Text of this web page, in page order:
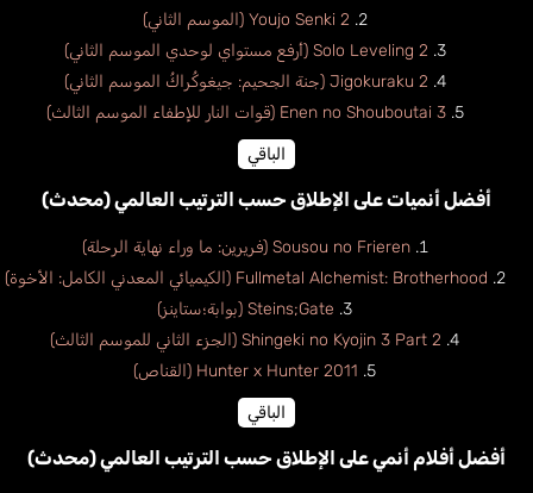
Youjo Senki 2 (الموسم الثاني)
Solo Leveling 2 (أرفع مستواي لوحدي الموسم الثاني)
Jigokuraku 2 (جنة الجحيم: جيغوكُراكُ الموسم الثاني)
Enen no Shouboutai 3 (قوات النار للإطفاء الموسم الثالث)
الباقي
أفضل أنميات على الإطلاق حسب الترتيب العالمي (محدث)
Sousou no Frieren (فريرين: ما وراء نهاية الرحلة)
Fullmetal Alchemist: Brotherhood (الكيميائي المعدني الكامل: الأخوة)
Steins;Gate (بوابة؛ستاينز)
Shingeki no Kyojin 3 Part 2 (الجزء الثاني للموسم الثالث)
Hunter x Hunter 2011 (القناص)
الباقي
أفضل أفلام أنمي على الإطلاق حسب الترتيب العالمي (محدث)